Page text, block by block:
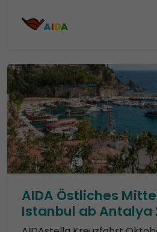
AIDA Östliches
Istanbul ab Antalya